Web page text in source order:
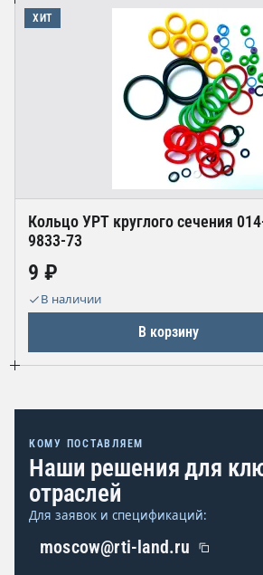
ХИТ
Кольцо УРТ круглого сечения
9833-73
9 ₽
В наличии
В корзину
КОМУ ПОСТАВЛЯЕМ
Наши решения для
отраслей
Для заявок и спецификаций:
moscow@rti-land.ru